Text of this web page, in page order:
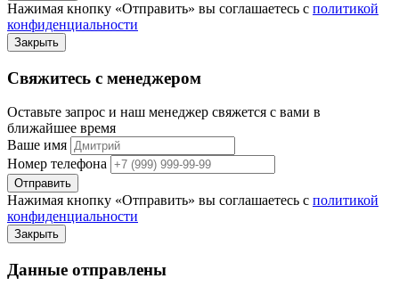
Нажимая кнопку «Отправить» вы соглашаетесь с политикой
конфиденциальности
Закрыть
Свяжитесь с менеджером
Оставьте запрос и наш менеджер свяжется с вами в
ближайшее время
Ваше имя
Номер телефона
Отправить
Нажимая кнопку «Отправить» вы соглашаетесь с политикой
конфиденциальности
Закрыть
Данные отправлены